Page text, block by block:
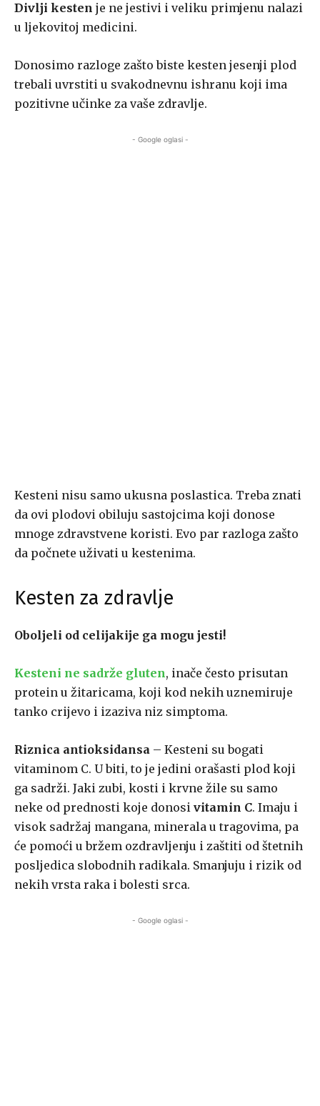
Divlji kesten je ne jestivi i veliku primjenu nalazi
u ljekovitoj medicini.
Donosimo razloge zašto biste kesten jesenji plod
trebali uvrstiti u svakodnevnu ishranu koji ima
pozitivne učinke za vaše zdravlje.
- Google oglasi -
Kesteni nisu samo ukusna poslastica. Treba znati
da ovi plodovi obiluju sastojcima koji donose
mnoge zdravstvene koristi. Evo par razloga zašto
da počnete uživati u kestenima.
Kesten za zdravlje
Oboljeli od celijakije ga mogu jesti!
Kesteni ne sadrže gluten, inače često prisutan
protein u žitaricama, koji kod nekih uznemiruje
tanko crijevo i izaziva niz simptoma.
Riznica antioksidansa – Kesteni su bogati
vitaminom C. U biti, to je jedini orašasti plod koji
ga sadrži. Jaki zubi, kosti i krvne žile su samo
neke od prednosti koje donosi vitamin C. Imaju i
visok sadržaj mangana, minerala u tragovima, pa
će pomoći u bržem ozdravljenju i zaštiti od štetnih
posljedica slobodnih radikala. Smanjuju i rizik od
nekih vrsta raka i bolesti srca.
- Google oglasi -